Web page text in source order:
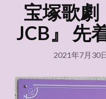
宝塚歌劇
JCB』 先
2021年7月30